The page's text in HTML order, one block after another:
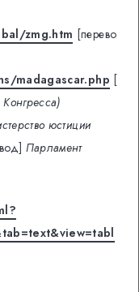
zmg.htm [перево
madagascar.php [
Конгресса)
юстиции
Парламент